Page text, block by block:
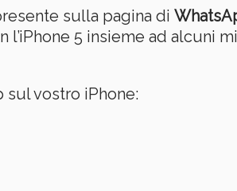
sulla pagina di
l’iPhone 5 insieme ad alcuni
vostro iPhone: